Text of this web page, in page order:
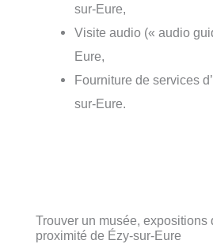
sur-Eure,
Visite audio (« audio
Eure,
Fourniture de services
sur-Eure.
Trouver un musée, expositions
proximité de Ézy-sur-Eure